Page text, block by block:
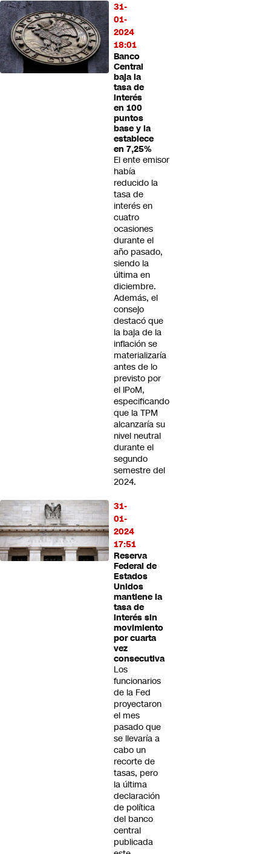
31-
01-
2024
18:01
Banco
Central
baja la
tasa de
interés
en 100
puntos
base y la
establece
en 7,25%
El ente emisor
había
reducido la
tasa de
interés en
cuatro
ocasiones
durante el
año pasado,
siendo la
última en
diciembre.
Además, el
consejo
destacó que
la baja de la
inflación se
materializaría
antes de lo
previsto por
el IPoM,
especificando
que la TPM
alcanzaría su
nivel neutral
durante el
segundo
semestre del
2024.
31-
01-
2024
17:51
Reserva
Federal de
Estados
Unidos
mantiene la
tasa de
interés sin
movimiento
por cuarta
vez
consecutiva
Los
funcionarios
de la Fed
proyectaron
el mes
pasado que
se llevaría a
cabo un
recorte de
tasas, pero
la última
declaración
de política
del banco
central
publicada